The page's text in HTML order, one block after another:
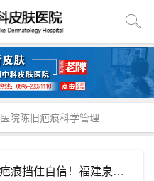
院陈旧疤痕科学管理
“毕业季焕新颜”——别让陈旧疤痕挡住自信！福建泉州中科皮肤医院助你清爽一夏。